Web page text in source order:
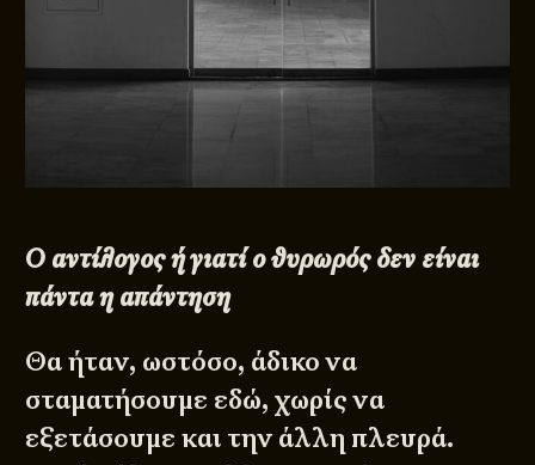
Ο αντίλογος ή γιατί ο θυρωρός δεν είναι
πάντα η απάντηση
Θα ήταν, ωστόσο, άδικο να
σταματήσουμε εδώ, χωρίς να
εξετάσουμε και την άλλη πλευρά.